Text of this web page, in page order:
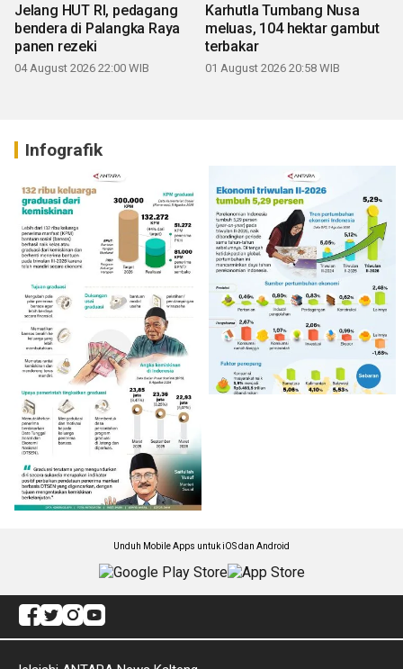
Jelang HUT RI, pedagang
bendera di Palangka Raya
panen rezeki
04 August 2026 22:00 WIB
Karhutla Tumbang Nusa
meluas, 104 hektar gambut
terbakar
01 August 2026 20:58 WIB
Infografik
Unduh Mobile Apps untuk iOS dan Android